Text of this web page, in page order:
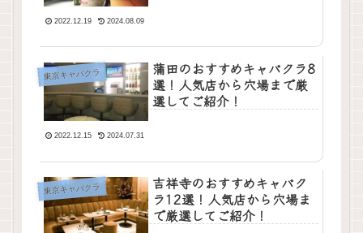
2022.12.19 2024.08.09
東京キャバクラ
蒲田のおすすめキャバクラ8
選！人気店から穴場まで厳
選してご紹介！
2022.12.15 2024.07.31
東京キャバクラ
吉祥寺のおすすめキャバク
ラ12選！人気店から穴場ま
で厳選してご紹介！